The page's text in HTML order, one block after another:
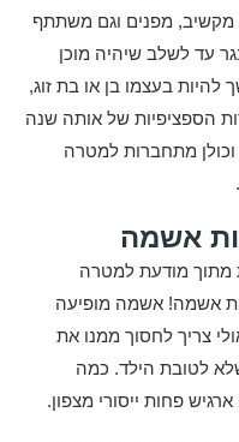
מקשיב, מפנים וגם משתתף
עד לשלב שיהיה מוכן
בעצמו בן או בת זוג,
הספציפיות של אותה שנה
וכולן מתחברות למטרה
אשמה
מתוך מודעת למטרה
אשמה! אשמה מופיעה
צריך לחסוך ממנו את
לטובת הילד. כמה
פחות ייסורי מצפון.